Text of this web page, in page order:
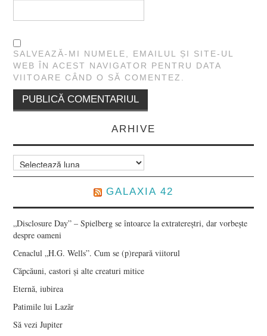
SALVEAZĂ-MI NUMELE, EMAILUL ȘI SITE-UL
WEB ÎN ACEST NAVIGATOR PENTRU DATA
VIITOARE CÂND O SĂ COMENTEZ.
ARHIVE
Arhive
GALAXIA 42
„Disclosure Day” – Spielberg se întoarce la extratereștri, dar vorbește
despre oameni
Cenaclul „H.G. Wells”. Cum se (p)repară viitorul
Căpcăuni, castori și alte creaturi mitice
Eternă, iubirea
Patimile lui Lazăr
Să vezi Jupiter